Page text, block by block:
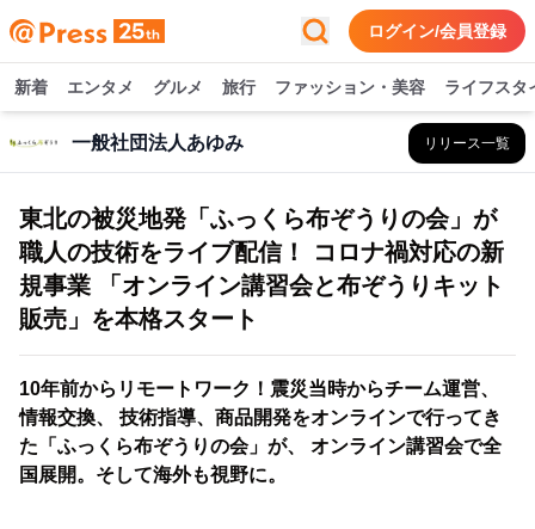
ログイン/会員登録
新着 エンタメ グルメ 旅行 ファッション・美容 ライフスタ
一般社団法人あゆみ リリース一覧
東北の被災地発「ふっくら布ぞうりの会」が
職人の技術をライブ配信！ コロナ禍対応の新
規事業 「オンライン講習会と布ぞうりキット
販売」を本格スタート
10年前からリモートワーク！震災当時からチーム運営、
情報交換、 技術指導、商品開発をオンラインで行ってき
た「ふっくら布ぞうりの会」が、 オンライン講習会で全
国展開。そして海外も視野に。